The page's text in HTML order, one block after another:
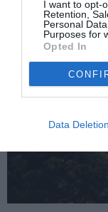
I want to opt-
Retention,
Personal
Purposes for
Opted In
Data Deletion